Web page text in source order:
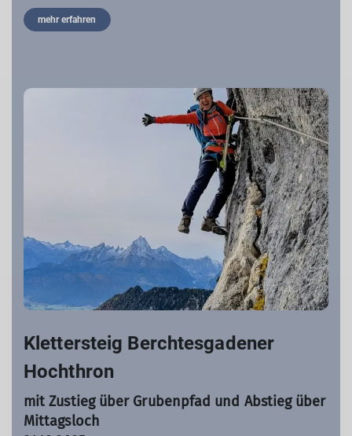
mehr erfahren
Klettersteig Berchtesgadener
Hochthron
mit Zustieg über Grubenpfad und Abstieg über
Mittagsloch